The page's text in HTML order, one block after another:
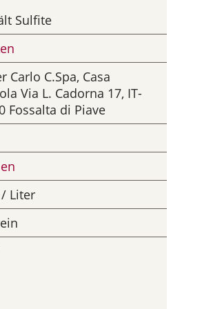
Sulfite
Carlo C.Spa, Casa
Via L. Cadorna 17, IT-
Fossalta di Piave
/ Liter